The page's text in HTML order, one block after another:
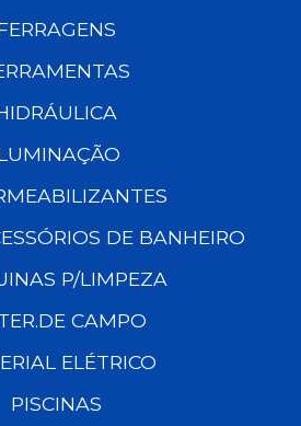
DE BANHEIRO
P/LIMPEZA
CAMPO
ELÉTRICO
PISCINAS